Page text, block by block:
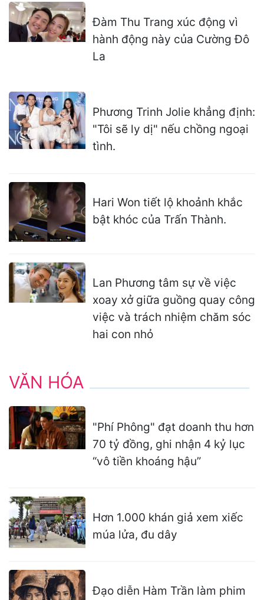
Đàm Thu Trang xúc động vì
hành động này của Cường Đô
La
Phương Trinh Jolie khẳng định:
"Tôi sẽ ly dị" nếu chồng ngoại
tình.
Hari Won tiết lộ khoảnh khắc
bật khóc của Trấn Thành.
Lan Phương tâm sự về việc
xoay xở giữa guồng quay công
việc và trách nhiệm chăm sóc
hai con nhỏ
VĂN HÓA
"Phí Phông" đạt doanh thu hơn
70 tỷ đồng, ghi nhận 4 kỷ lục
“vô tiền khoáng hậu”
Hơn 1.000 khán giả xem xiếc
múa lửa, đu dây
Đạo diễn Hàm Trần làm phim